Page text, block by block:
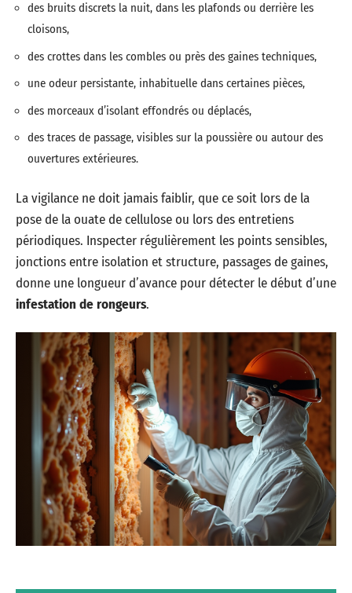
des bruits discrets la nuit, dans les plafonds ou derrière les
cloisons,
des crottes dans les combles ou près des gaines techniques,
une odeur persistante, inhabituelle dans certaines pièces,
des morceaux d’isolant effondrés ou déplacés,
des traces de passage, visibles sur la poussière ou autour des
ouvertures extérieures.
La vigilance ne doit jamais faiblir, que ce soit lors de la
pose de la ouate de cellulose ou lors des entretiens
périodiques. Inspecter régulièrement les points sensibles,
jonctions entre isolation et structure, passages de gaines,
donne une longueur d’avance pour détecter le début d’une
infestation de rongeurs.